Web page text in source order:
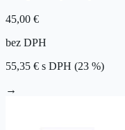
45,00 €
bez DPH
55,35 € s DPH (23 %)
→